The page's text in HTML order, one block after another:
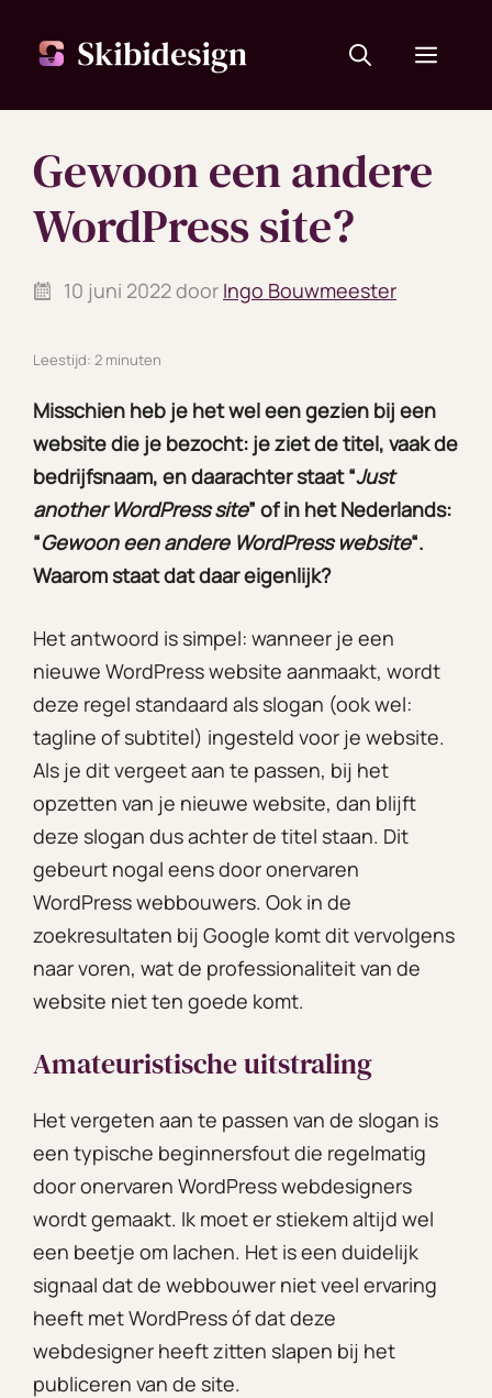
naar
inhoud
Menu
Gewoon een andere
WordPress site?
10 juni 2022door Ingo Bouwmeester
Leestijd: 2 minuten
Misschien heb je het wel een gezien bij een
website die je bezocht: je ziet de titel, vaak de
bedrijfsnaam, en daarachter staat “Just
another WordPress site” of in het Nederlands:
“Gewoon een andere WordPress website“.
Waarom staat dat daar eigenlijk?
Het antwoord is simpel: wanneer je een
nieuwe WordPress website aanmaakt, wordt
deze regel standaard als slogan (ook wel:
tagline of subtitel) ingesteld voor je website.
Als je dit vergeet aan te passen, bij het
opzetten van je nieuwe website, dan blijft
deze slogan dus achter de titel staan. Dit
gebeurt nogal eens door onervaren
WordPress webbouwers. Ook in de
zoekresultaten bij Google komt dit vervolgens
naar voren, wat de professionaliteit van de
website niet ten goede komt.
Amateuristische uitstraling
Het vergeten aan te passen van de slogan is
een typische beginnersfout die regelmatig
door onervaren WordPress webdesigners
wordt gemaakt. Ik moet er stiekem altijd wel
een beetje om lachen. Het is een duidelijk
signaal dat de webbouwer niet veel ervaring
heeft met WordPress óf dat deze
webdesigner heeft zitten slapen bij het
publiceren van de site.